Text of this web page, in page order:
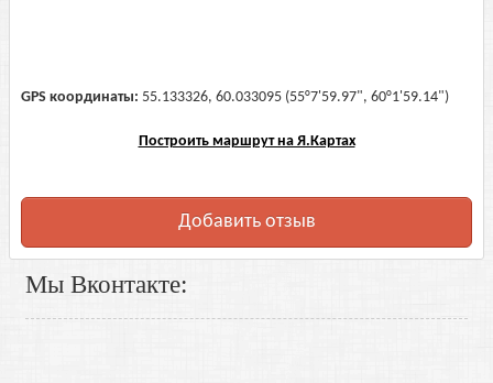
GPS координаты: 55.133326, 60.033095 (55°7'59.97", 60°1'59.14")
Построить маршрут на Я.Картах
Добавить отзыв
Мы Вконтакте: